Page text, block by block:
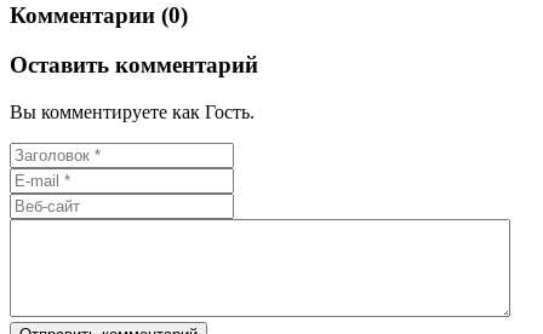
Комментарии (0)
Оставить комментарий
Вы комментируете как Гость.